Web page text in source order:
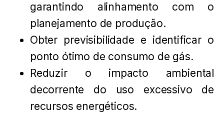
garantindo alinhamento com o
planejamento de produção.
Obter previsibilidade e identificar o
ponto ótimo de consumo de gás.
Reduzir o impacto ambiental
decorrente do uso excessivo de
recursos energéticos.